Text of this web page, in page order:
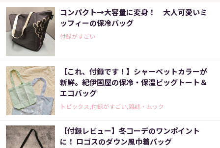
コンパクト→大容量に変身！ 大人可愛いミ
ッフィーの保冷バッグ
付録がすごい
【これ、付録です！】シャーベットカラーが
新鮮。紀伊国屋の保冷・保温ビッグトート＆
エコバッグ
トピックス,付録がすごい,雑誌・ムック
【付録レビュー】冬コーデのワンポイント
に！ ロゴスのダウン風巾着バッグ